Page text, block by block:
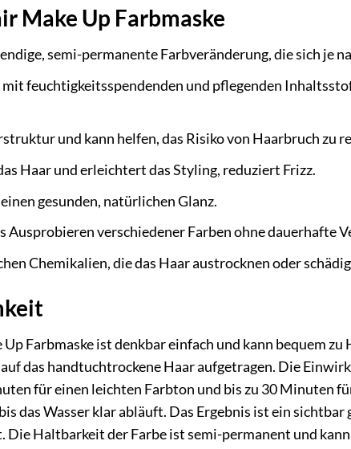
Make Up Farbmaske
semi-permanente Farbveränderung, die sich je
feuchtigkeitsspendenden und pflegenden
und kann helfen, das Risiko von Haarbruch zu
Haar und erleichtert das Styling, reduziert Frizz.
gesunden, natürlichen Glanz.
Ausprobieren verschiedener Farben ohne dauerhafte
Chemikalien, die das Haar austrocknen oder
Farbmaske ist denkbar einfach und kann bequem
das handtuchtrockene Haar aufgetragen. Die
für einen leichten Farbton und bis zu 30 Minuten
das Wasser klar abläuft. Das Ergebnis ist ein sichtbar
Haltbarkeit der Farbe ist semi-permanent und